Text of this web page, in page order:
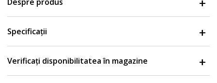
Specificații
Verificați disponibilitatea în magazine